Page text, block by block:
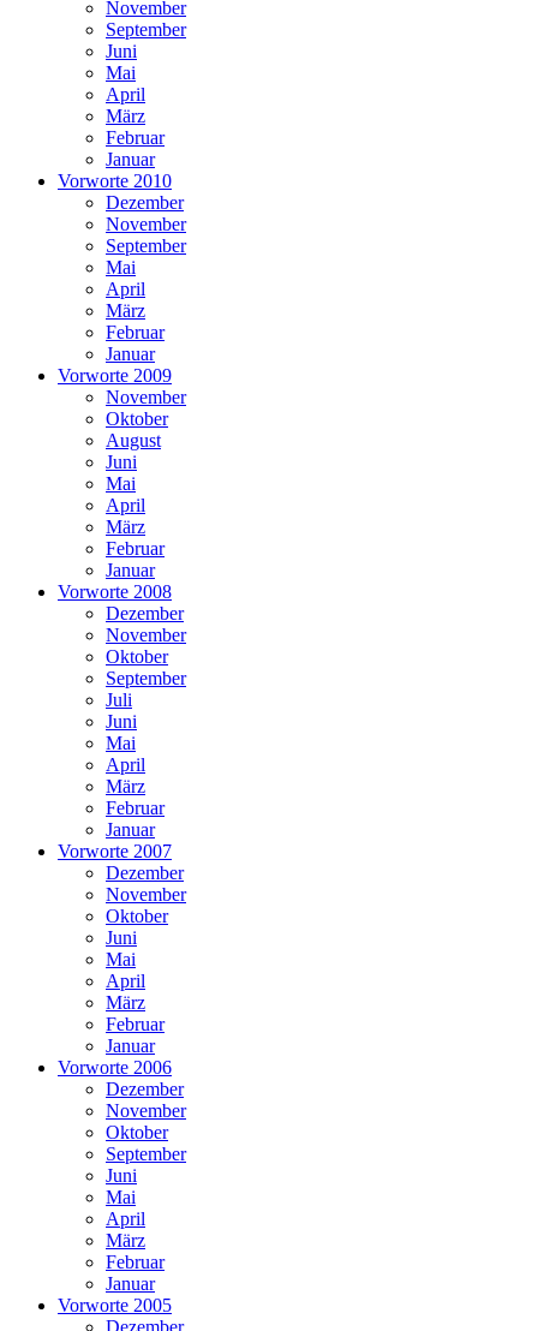
November
September
Juni
Mai
April
März
Februar
Januar
Vorworte 2010
Dezember
November
September
Mai
April
März
Februar
Januar
Vorworte 2009
November
Oktober
August
Juni
Mai
April
März
Februar
Januar
Vorworte 2008
Dezember
November
Oktober
September
Juli
Juni
Mai
April
März
Februar
Januar
Vorworte 2007
Dezember
November
Oktober
Juni
Mai
April
März
Februar
Januar
Vorworte 2006
Dezember
November
Oktober
September
Juni
Mai
April
März
Februar
Januar
Vorworte 2005
Dezember